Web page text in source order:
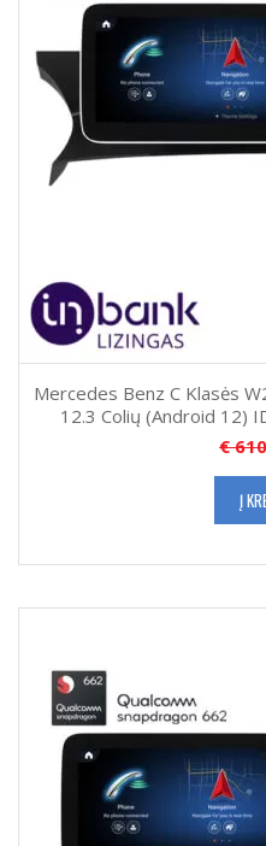
Mercedes Benz C Klasės
12.3 Colių (Android 12)
€610
Į